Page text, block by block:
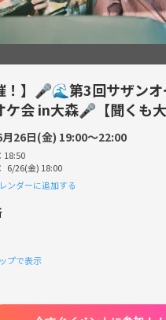
！】🎤🌊第3回サザン
ケ会 in大森🎤【聞くも
26日(金) 19:00〜22:00
18:50
6/26(金) 18:00
ンダーに追加する
プで表示